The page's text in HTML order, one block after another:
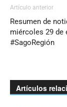
Artículo anterior
Resumen de
miércoles 29 de
#SagoRegión
Artículos